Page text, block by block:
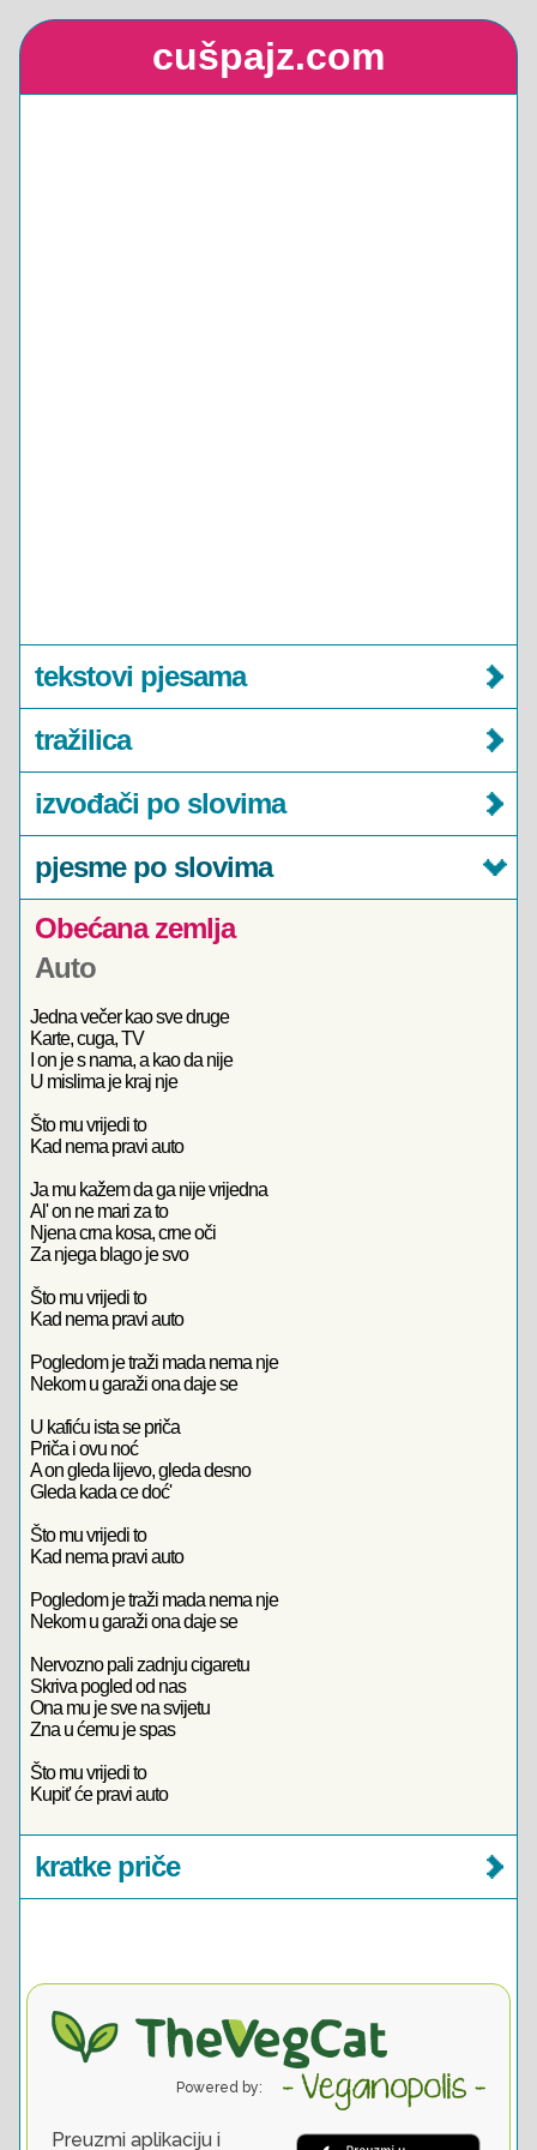
cušpajz.com
tekstovi pjesama
tražilica
izvođači po slovima
pjesme po slovima
Obećana zemlja
Auto
Jedna večer kao sve druge
Karte, cuga, TV
I on je s nama, a kao da nije
U mislima je kraj nje
Što mu vrijedi to
Kad nema pravi auto
Ja mu kažem da ga nije vrijedna
Al' on ne mari za to
Njena crna kosa, crne oči
Za njega blago je svo
Što mu vrijedi to
Kad nema pravi auto
Pogledom je traži mada nema nje
Nekom u garaži ona daje se
U kafiću ista se priča
Priča i ovu noć
A on gleda lijevo, gleda desno
Gleda kada ce doć'
Što mu vrijedi to
Kad nema pravi auto
Pogledom je traži mada nema nje
Nekom u garaži ona daje se
Nervozno pali zadnju cigaretu
Skriva pogled od nas
Ona mu je sve na svijetu
Zna u ćemu je spas
Što mu vrijedi to
Kupit' će pravi auto
kratke priče